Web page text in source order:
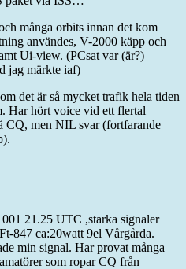
många orbits innan det kom
användes, V-2000 käpp och
Ui-view. (PCsat var (är?)
jag märkte iaf)
det är så mycket trafik hela tiden
Har hört voice vid ett flertal
CQ, men NIL svar (fortfarande
21.25 UTC ,starka signaler
847 ca:20watt 9el Vårgårda.
min signal. Har provat många
som ropar CQ från